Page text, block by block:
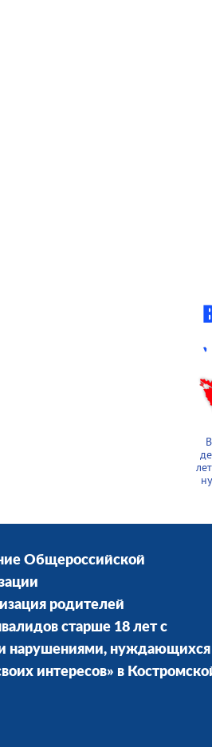
Общероссийской
родителей
старше 18 лет с
нарушениями, нуждающихся
интересов» в